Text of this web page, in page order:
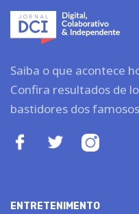
Saiba o que acontece
Confira resultados de
bastidores dos
ENTRETENIMENTO